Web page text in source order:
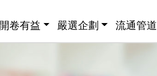
卷有益 嚴選企劃 流通管道